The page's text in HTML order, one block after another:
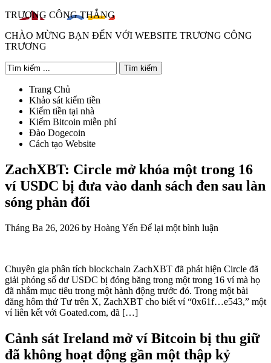
TRƯƠNG CÔNG THẮNG
CHÀO MỪNG BẠN ĐẾN VỚI WEBSITE TRƯƠNG CÔNG
TRƯƠNG
Trang Chủ
Khảo sát kiếm tiền
Kiếm tiền tại nhà
Kiếm Bitcoin miễn phí
Đào Dogecoin
Cách tạo Website
ZachXBT: Circle mở khóa một trong 16
ví USDC bị đưa vào danh sách đen sau làn
sóng phản đối
Tháng Ba 26, 2026 by Hoàng Yến Để lại một bình luận
Chuyên gia phân tích blockchain ZachXBT đã phát hiện Circle đã
giải phóng số dư USDC bị đóng băng trong một trong 16 ví mà họ
đã nhắm mục tiêu trong một hành động trước đó. Trong một bài
đăng hôm thứ Tư trên X, ZachXBT cho biết ví “0x61f…e543,” một
ví liên kết với Goated.com, đã […]
Cảnh sát Ireland mở ví Bitcoin bị thu giữ
đã không hoạt động gần một thập kỷ